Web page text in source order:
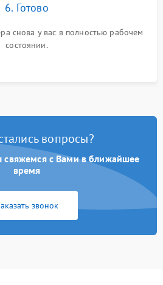
6. Готово
снова у вас в полностью рабочем
состоянии.
вопросы?
свяжемся с Вами в ближайшее
время
звонок